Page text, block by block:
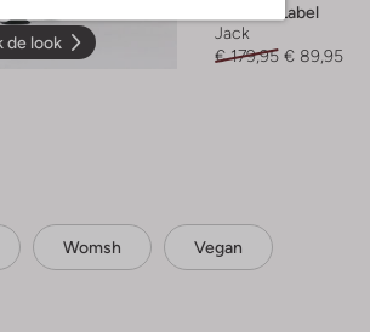
de look
Alix The Label
Jack
€ 179,95 € 89,95
Womsh Vegan